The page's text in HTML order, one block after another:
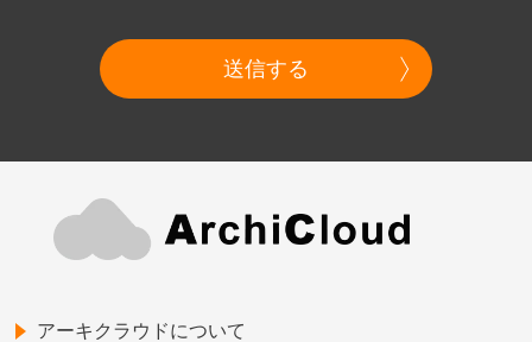
送信する
アーキクラウドについて